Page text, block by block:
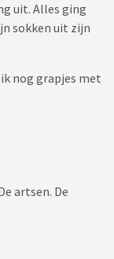
uit. Alles ging
sokken uit zijn
nog grapjes met
artsen. De